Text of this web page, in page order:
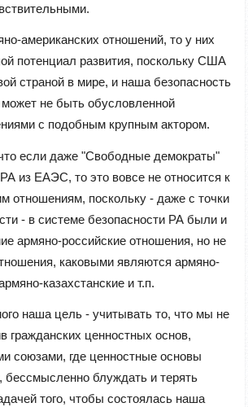
американских отношений, то у них
потенциал развития, поскольку США
страной в мире, и наша безопасность
не быть обусловленной
с подобным крупным актором.
если даже "Свободные демократы"
из ЕАЭС, то это вовсе не относится к
отношениям, поскольку - даже с точки
- в системе безопасности РА были и
армяно-российские отношения, но не
каковыми являются армяно-
казахстанские и т.п.
наша цель - учитывать то, что мы не
гражданских ценностных основ,
союзами, где ценностные основы
блуждать и терять
того, чтобы состоялась наша